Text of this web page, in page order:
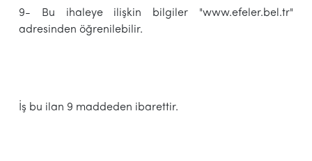
9- Bu ihaleye ilişkin bilgiler "www.efeler.bel.tr"
adresinden öğrenilebilir.
İş bu ilan 9 maddeden ibarettir.